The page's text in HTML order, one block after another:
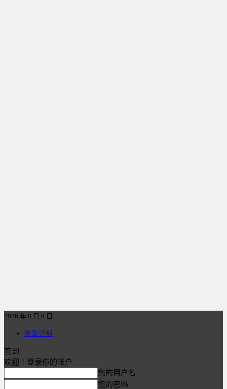
2026 年 8 月 9 日
登录/注册
签到
欢迎！登录你的帐户
您的用户名
您的密码